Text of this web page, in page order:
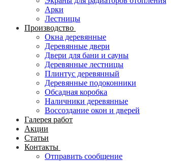
Арки
Лестницы
Производство
Окна деревянные
Деревянные двери
Двери для бани и сауны
Деревянные лестницы
Плинтус деревянный
Деревянные подоконники
Обсадная коробка
Наличники деревянные
Воссоздание окон и дверей
Галерея работ
Акции
Статьи
Контакты
Отправить сообщение